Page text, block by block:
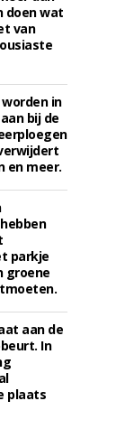
doen wat
van
in
bij de
en meer.
parkje
groene
aan de
In
plaats